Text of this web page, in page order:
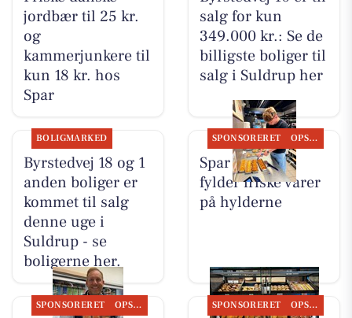
jordbær til 25 kr.
og
kammerjunkere til
kun 18 kr. hos
Spar
salg for kun
349.000 kr.: Se de
billigste boliger til
salg i Suldrup her
BOLIGMARKED
Byrstedvej 18 og 1
anden boliger er
kommet til salg
denne uge i
Suldrup - se
boligerne her.
SPONSORERET OPSLAGSTAVLEN
Spar Suldrup
fylder friske varer
på hylderne
SPONSORERET OPSLAGSTAVLEN SPONSORERET OPSLAGSTAVLEN